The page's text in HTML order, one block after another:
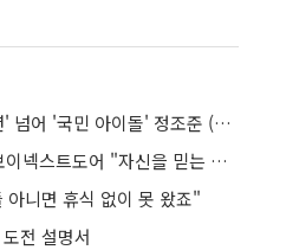
보이넥스트도어, '옆집 소년' 넘어 '국민 아이돌' 정조준 (종합)
'지코' 조언도 달라졌다⋯보이넥스트도어 "자신을 믿는 힘 생겨"
니면 휴식 없이 못 왔죠"
전 설명서